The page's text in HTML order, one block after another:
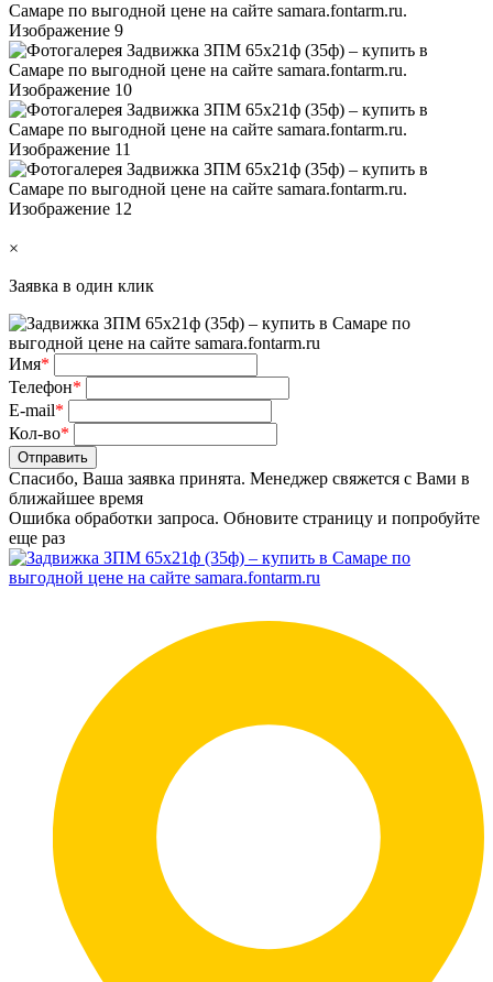
×
Заявка в один клик
Имя*
Телефон*
E-mail*
Кол-во*
Отправить
Спасибо, Ваша заявка принята. Менеджер свяжется с Вами в
ближайшее время
Ошибка обработки запроса. Обновите страницу и попробуйте
еще раз